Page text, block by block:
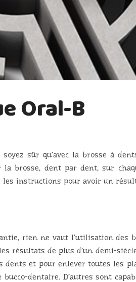
Oral-B
sûr qu’avec la brosse à
brosse, dent par dent, sur
les instructions pour avoir un
rien ne vaut l’utilisation des
de plus d’un demi-
et pour enlever toutes les
dentaire. D’autres sont